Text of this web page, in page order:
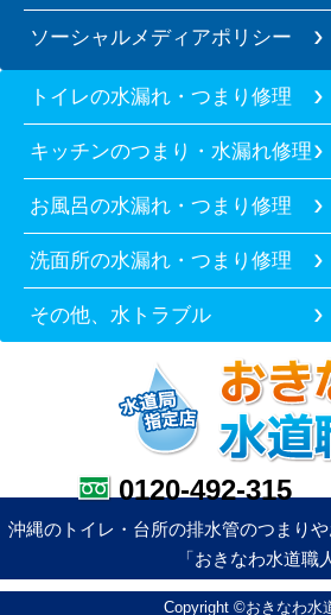
ソーシャルメディアポリシー
トイレの水漏れ・つまり修理
キッチンのつまり・水漏れ修理
お風呂の水漏れ・つまり修理
洗面所の水漏れ・つまり修理
その他、水トラブル
0120-492-315
沖縄のトイレ・台所の排水管のつまり
「おきなわ水道職
Copyright ©おきなわ水